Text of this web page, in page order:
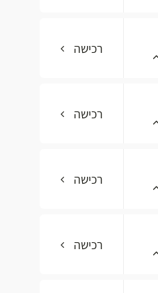
רכישה
רכישה
רכישה
רכישה